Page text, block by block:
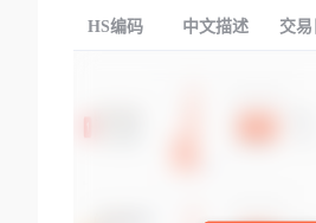
HS编码 中文描述 交